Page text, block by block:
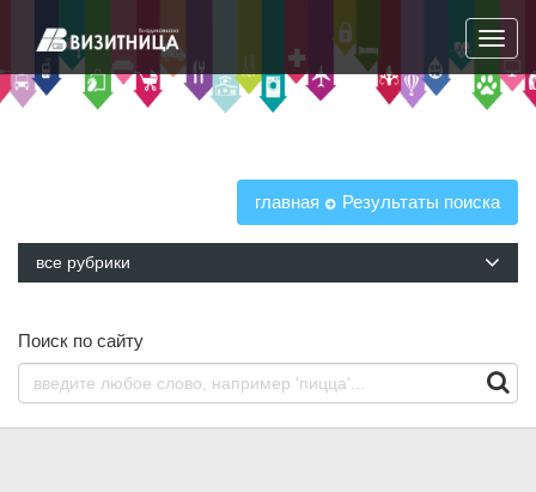
главная Результаты поиска
все рубрики
Поиск по сайту